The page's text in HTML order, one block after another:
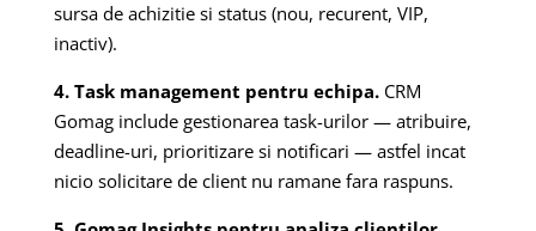
sursa de achizitie si status (nou, recurent, VIP,
inactiv).
4. Task management pentru echipa.CRM
Gomag include gestionarea task-urilor — atribuire,
deadline-uri, prioritizare si notificari — astfel incat
nicio solicitare de client nu ramane fara raspuns.